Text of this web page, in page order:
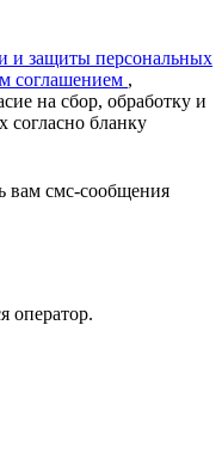
и защиты персональных
соглашением ,
на сбор, обработку и
согласно бланку
вам смс-сообщения
оператор.